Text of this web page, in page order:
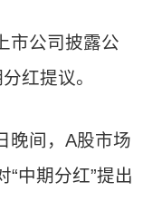
市公司披露公
红提议。
晚间，A股市场
中期分红”提出